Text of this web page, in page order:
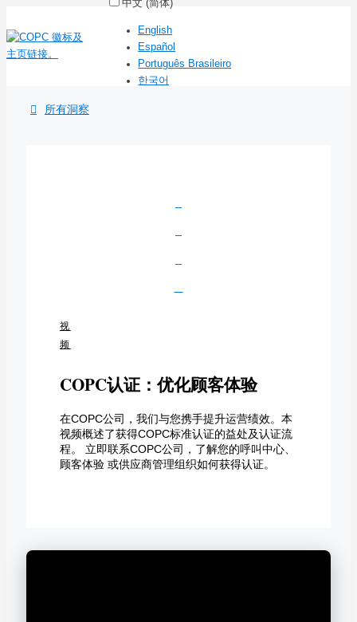
中文 (简体)
English
Español
Português Brasileiro
한국어
所有洞察
视
频
COPC认证：优化顾客体验
在COPC公司，我们与您携手提升运营绩效。本
视频概述了获得COPC标准认证的益处及认证流
程。 立即联系COPC公司，了解您的呼叫中心、
顾客体验 或供应商管理组织如何获得认证。